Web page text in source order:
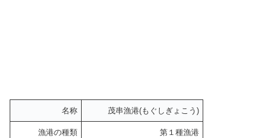
名称 茂串漁港(もぐしぎょこう)
漁港の種類 第１種漁港